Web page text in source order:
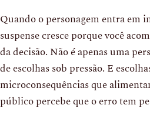
Quando o personagem entra em
suspense cresce porque você
da decisão. Não é apenas uma
de escolhas sob pressão. E
microconsequências que
público percebe que o erro tem